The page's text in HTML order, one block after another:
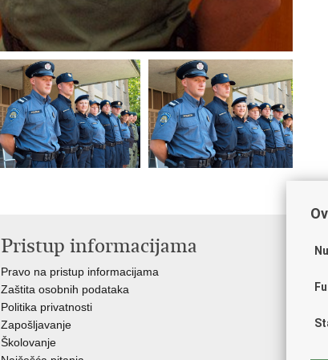
Pristup informacijama
Pravo na pristup informacijama
Zaštita osobnih podataka
Politika privatnosti
Zapošljavanje
Školovanje